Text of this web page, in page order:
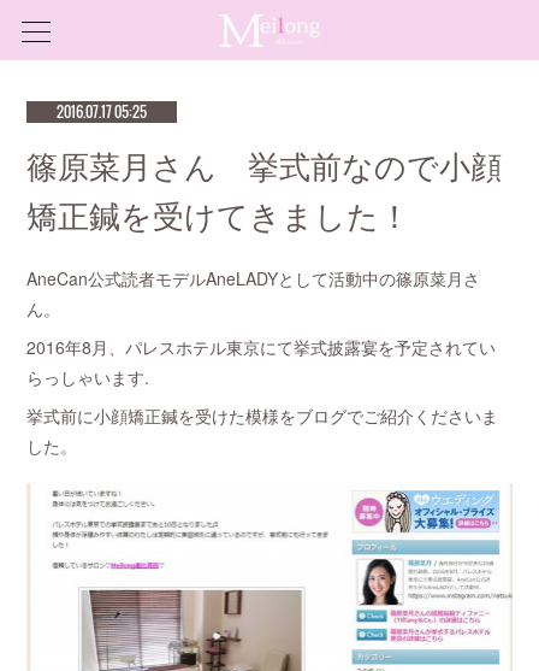
2016.07.17 05:25
篠原菜月さん 挙式前なので小顔
矯正鍼を受けてきました！
AneCan公式読者モデルAneLADYとして活動中の篠原菜月さ
ん。
2016年8月、パレスホテル東京にて挙式披露宴を予定されてい
らっしゃいます.
挙式前に小顔矯正鍼を受けた模様をブログでご紹介くださいま
した。